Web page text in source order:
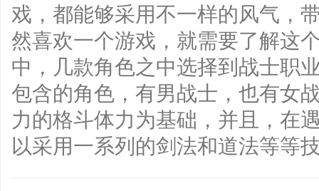
戏，都能够采用不一样的风气，
然喜欢一个游戏，就需要了解这
中，几款角色之中选择到战士职
包含的角色，有男战士，也有女
力的格斗体力为基础，并且，在
以采用一系列的剑法和道法等等